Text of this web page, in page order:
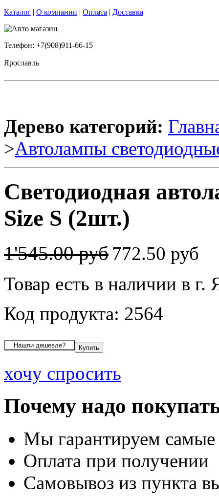
Каталог | О компании | Оплата | Доставка
Телефон: +7(908)911-66-15
Ярославль
Дерево категорий:
>Автолампы
Светодиодная
Size S (2шт.)
1'545.00 руб 772.50 руб
Товар есть в наличии в г.
Код продукта: 2564
хочу спросить
Почему надо
Мы гарантируем
Оплата при получении
Самовывоз из пункта